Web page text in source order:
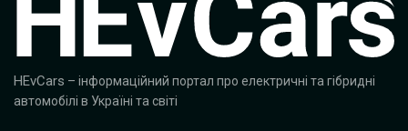
HEvCars – інформаційний портал про електричні та гібридні
автомобілі в Україні та світі